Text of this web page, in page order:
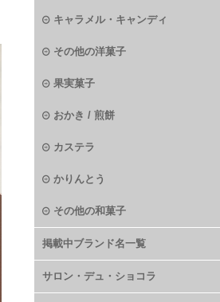
キャラメル・キャンディ
その他の洋菓子
果実菓子
おかき / 煎餅
カステラ
かりんとう
その他の和菓子
掲載中ブランド名一覧
サロン・デュ・ショコラ